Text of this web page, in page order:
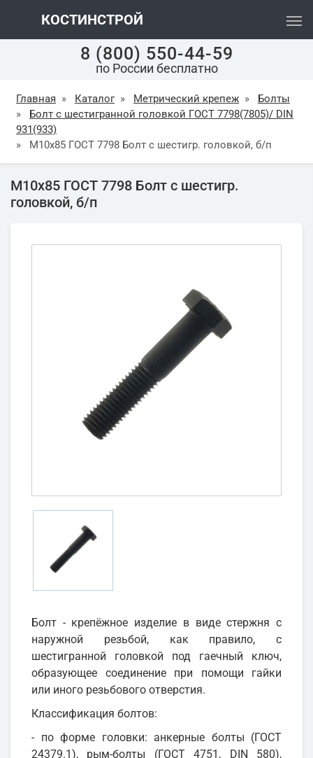
КОСТИНСТРОЙ
8 (800) 550-44-59
по России бесплатно
Главная » Каталог » Метрический крепеж »
Болты
»
Болт с шестигранной головкой ГОСТ 7798(7805)/ DIN
931(933)
»
М10х85 ГОСТ 7798 Болт с шестигр. головкой, б/п
М10х85 ГОСТ 7798 Болт с шестигр.
головкой, б/п
Болт - крепёжное изделие в виде стержня с
наружной резьбой, как правило, с
шестигранной головкой под гаечный ключ,
образующее соединение при помощи гайки
или иного резьбового отверстия.
Классификация болтов:
- по форме головки: анкерные болты (ГОСТ
24379.1), рым-болты (ГОСТ 4751, DIN 580),